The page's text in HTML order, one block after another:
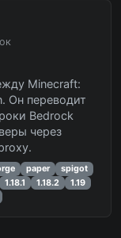
Minecraft:
Он переводит
Bedrock
через
paper
spigot
1.18.1 1.18.2
1.19